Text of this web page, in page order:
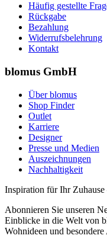
Häufig gestellte
Rückgabe
Bezahlung
Widerrufsbelehrung
Kontakt
blomus GmbH
Über blomus
Shop Finder
Outlet
Karriere
Designer
Presse und Medien
Auszeichnungen
Nachhaltigkeit
Inspiration für Ihr
Abonnieren Sie unseren
Einblicke in die Welt von
Wohnideen und